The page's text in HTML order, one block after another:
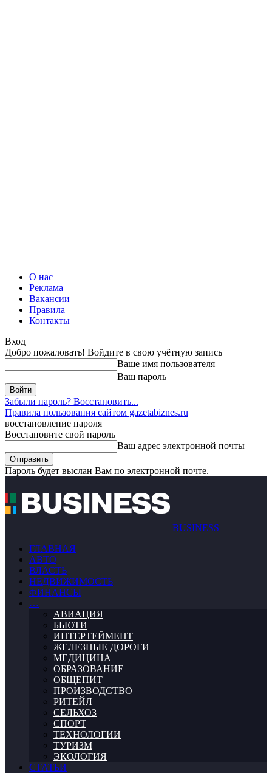
О нас
Реклама
Вакансии
Правила
Контакты
Вход
Добро пожаловать! Войдите в свою учётную запись
Ваше имя пользователя
Ваш пароль
Забыли пароль? Восстановить...
Правила пользования сайтом gazetabiznes.ru
восстановление пароля
Восстановите свой пароль
Ваш адрес электронной почты
Пароль будет выслан Вам по электронной почте.
BUSINESS
ГЛАВНАЯ
АВТО
ВЛАСТЬ
НЕДВИЖИМОСТЬ
ФИНАНСЫ
…
АВИАЦИЯ
БЬЮТИ
ИНТЕРТЕЙМЕНТ
ЖЕЛЕЗНЫЕ ДОРОГИ
МЕДИЦИНА
ОБРАЗОВАНИЕ
ОБЩЕПИТ
ПРОИЗВОДСТВО
РИТЕЙЛ
СЕЛЬХОЗ
СПОРТ
ТЕХНОЛОГИИ
ТУРИЗМ
ЭКОЛОГИЯ
СТАТЬИ